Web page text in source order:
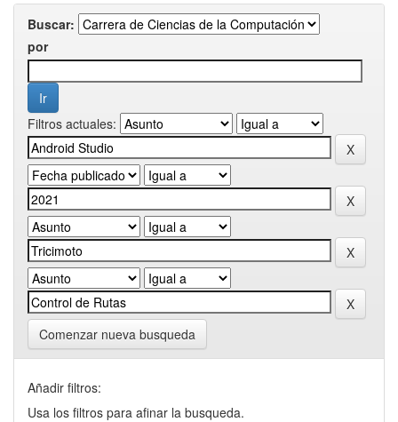
Buscar:
por
Filtros actuales:
Comenzar nueva busqueda
Añadir filtros:
Usa los filtros para afinar la busqueda.